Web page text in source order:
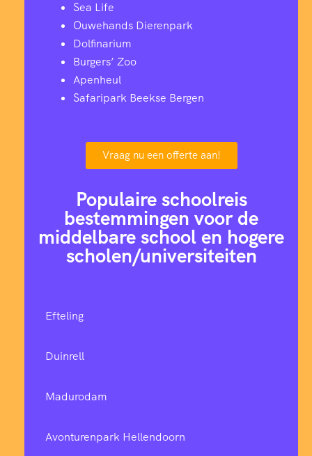
Sea Life
Ouwehands Dierenpark
Dolfinarium
Burgers’ Zoo
Apenheul
Safaripark Beekse Bergen
Vraag nu een offerte aan!
Populaire schoolreis
bestemmingen voor de
middelbare school en hogere
scholen/universiteiten
Efteling
Duinrell
Madurodam
Avonturenpark Hellendoorn